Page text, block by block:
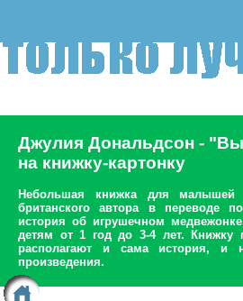
Джулия Дональдсон -
на книжку-картонку
Небольшая книжка для малышей
британского автора в переводе
история об игрушечном
детям от 1 год до 3-4 лет.
располагают и сама история, и
произведения.